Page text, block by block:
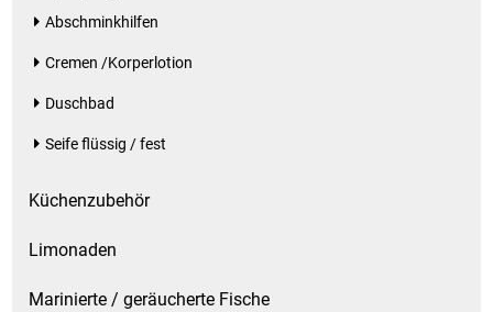
Abschminkhilfen
Cremen /Korperlotion
Duschbad
Seife flüssig / fest
Küchenzubehör
Limonaden
Marinierte / geräucherte Fische